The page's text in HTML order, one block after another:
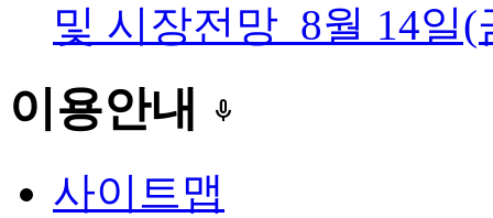
및 시장전망_8월 14일(
이용안내 keyboard_voice
사이트맵